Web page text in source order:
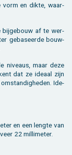
vorm en dikte, waar­
bij­ge­bouw af te wer­
ge­ba­seer­de bouw­
ni­veaus, maar deze
dat ze ide­aal zijn
Ide­
en een leng­te van
22 mil­li­me­ter.